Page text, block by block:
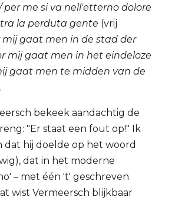
me si va nell'etterno dolore
la perduta gente (vrij
mij gaat men in de stad der
mij gaat men in het eindeloze
gaat men te midden van de
bekeek aandachtig de
"Er staat een fout op!" Ik
dat hij doelde op het woord
dat in het moderne
– met één 't' geschreven
wist Vermeersch blijkbaar